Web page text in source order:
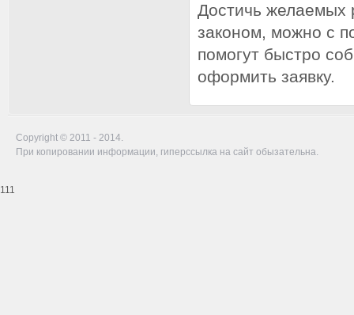
Достичь желаемых
законом, можно с
помогут быстро
оформить заявку.
Copyright © 2011 - 2014.
При копировании информации, гиперссылка на сайт обызательна.
111